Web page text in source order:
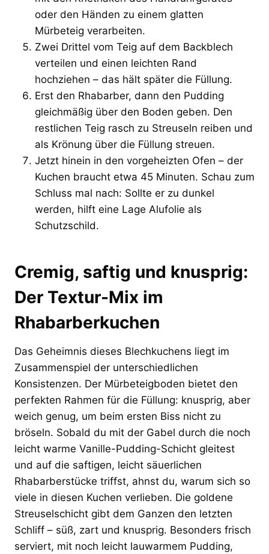
oder den Händen zu einem glatten
Mürbeteig verarbeiten.
Zwei Drittel vom Teig auf dem Backblech
verteilen und einen leichten Rand
hochziehen – das hält später die Füllung.
Erst den Rhabarber, dann den Pudding
gleichmäßig über den Boden geben. Den
restlichen Teig rasch zu Streuseln reiben und
als Krönung über die Füllung streuen.
Jetzt hinein in den vorgeheizten Ofen – der
Kuchen braucht etwa 45 Minuten. Schau zum
Schluss mal nach: Sollte er zu dunkel
werden, hilft eine Lage Alufolie als
Schutzschild.
Cremig, saftig und knusprig:
Der Textur-Mix im
Rhabarberkuchen
Das Geheimnis dieses Blechkuchens liegt im
Zusammenspiel der unterschiedlichen
Konsistenzen. Der Mürbeteigboden bietet den
perfekten Rahmen für die Füllung: knusprig, aber
weich genug, um beim ersten Biss nicht zu
bröseln. Sobald du mit der Gabel durch die noch
leicht warme Vanille-Pudding-Schicht gleitest
und auf die saftigen, leicht säuerlichen
Rhabarberstücke triffst, ahnst du, warum sich so
viele in diesen Kuchen verlieben. Die goldene
Streuselschicht gibt dem Ganzen den letzten
Schliff – süß, zart und knusprig. Besonders frisch
serviert, mit noch leicht lauwarmem Pudding,